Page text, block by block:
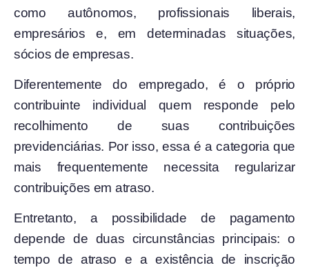
como autônomos, profissionais liberais,
empresários e, em determinadas situações,
sócios de empresas.
Diferentemente do empregado, é o próprio
contribuinte individual quem responde pelo
recolhimento de suas contribuições
previdenciárias. Por isso, essa é a categoria que
mais frequentemente necessita regularizar
contribuições em atraso.
Entretanto, a possibilidade de pagamento
depende de duas circunstâncias principais: o
tempo de atraso e a existência de inscrição